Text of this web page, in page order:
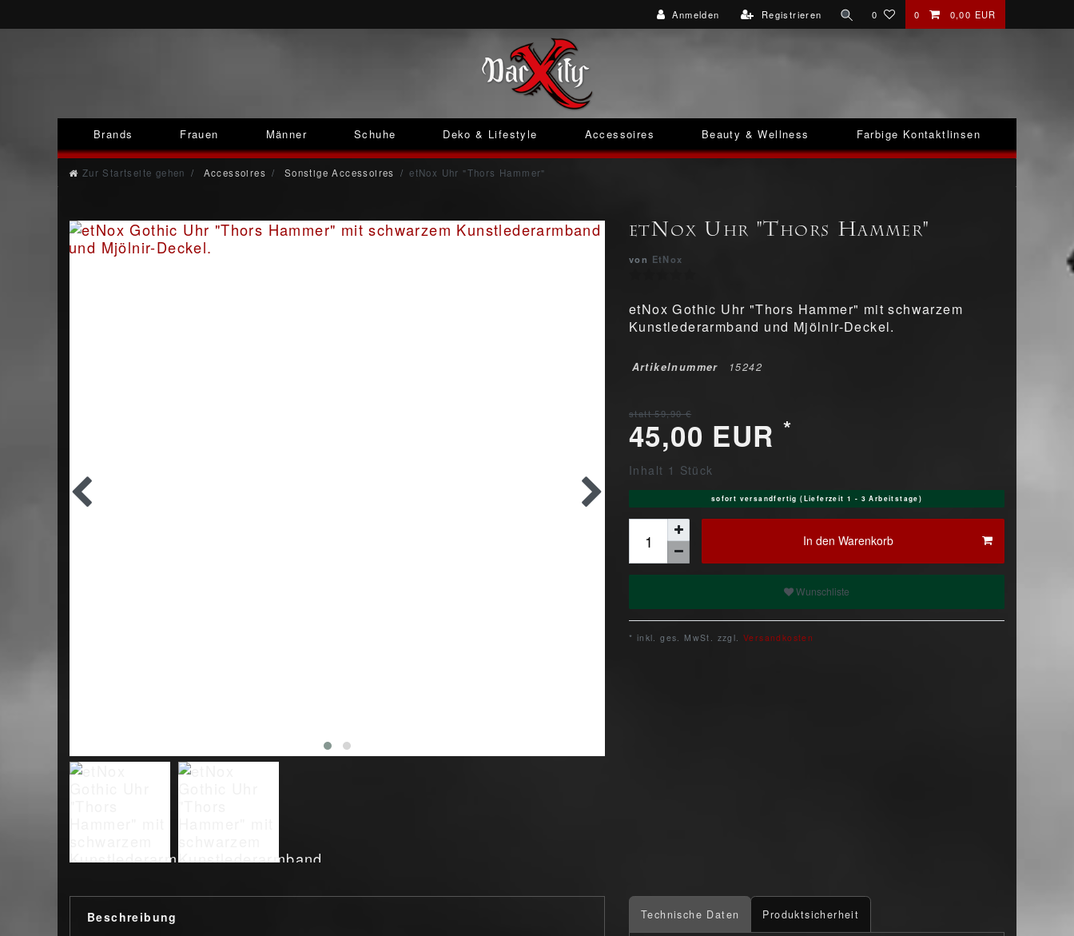
Anmelden Registrieren 0 0 0,00 EUR
Brands Frauen Männer Schuhe Deko & Lifestyle Accessoires Beauty & Wellness Farbige Kontaktlinsen
Zur Startseite gehen Accessoires Sonstige Accessoires etNox Uhr "Thors Hammer"
etNox Uhr "Thors Hammer"
von EtNox
etNox Gothic Uhr "Thors Hammer" mit schwarzem
Kunstlederarmband und Mjölnir-Deckel.
Artikelnummer 15242
statt 59,90 €
45,00 EUR *
Inhalt 1 Stück
sofort versandfertig (Lieferzeit 1 - 3 Arbeitstage)
In den Warenkorb
Wunschliste
* inkl. ges. MwSt. zzgl. Versandkosten
Beschreibung
Technische Daten Produktsicherheit